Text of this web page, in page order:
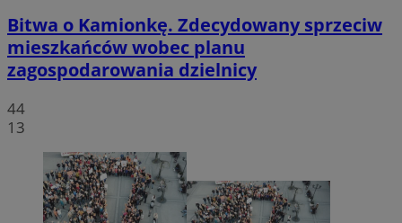
Bitwa o Kamionkę. Zdecydowany sprzeciw
mieszkańców wobec planu
zagospodarowania dzielnicy
44
13